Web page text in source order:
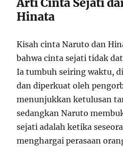
Hinata
Kisah cinta Naruto dan
bahwa cinta sejati tidak
Ia tumbuh seiring waktu,
dan diperkuat oleh
menunjukkan ketulusan
sedangkan Naruto
sejati adalah ketika
menghargai perasaan